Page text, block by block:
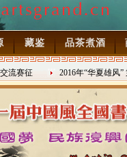
藏鉴 品茶煮酒
赛征
2016年“华夏雄风”
2016/8/27